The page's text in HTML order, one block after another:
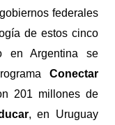
federales
de estos cinco
en Argentina se
Conectar
201 millones de
, en Uruguay